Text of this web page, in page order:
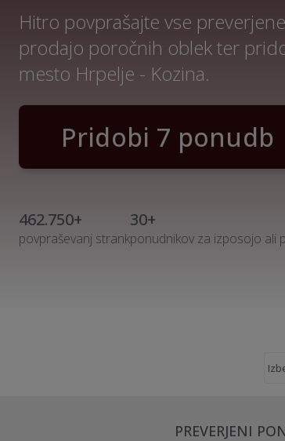
Hitro povprašajte vse
prodajo poročnih oblek ter
mesto Hrpelje - Kozina.
Pridobi 7 ponudb
462.750+
povpraševanj strank
30+
ponudnikov za izposojo ali
PREVERJENI